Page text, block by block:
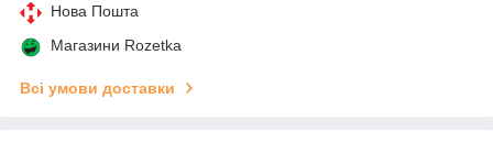
Нова Пошта
Магазини Rozetka
Всі умови доставки